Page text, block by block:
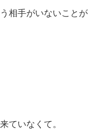
相手がいないことが
ていなくて。